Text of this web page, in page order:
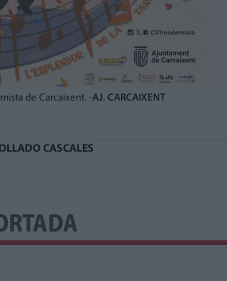
de Carcaixent. -AJ. CARCAIXENT
CASCALES